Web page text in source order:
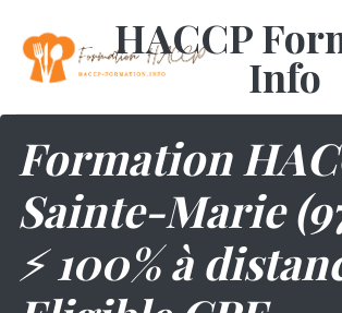
HACCP
Info
Formation
Sainte-Marie
⚡ 100% à